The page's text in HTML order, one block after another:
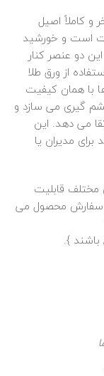
کاملاً اصیل
است و خورشید
دو عنصر کنار
از ورق طلا
با همان کیفیت
گیری می‌ سازد و
می‌ دهد. این
مدیران یا
مختلف قابلیت
و سفارش محصول می